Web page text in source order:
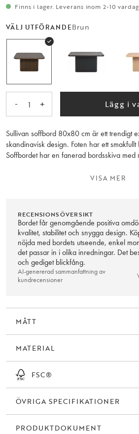
Finns i lager. Leverans inom 2-10
VÄLJ UTFÖRANDEBrun
- 1 + Lägg i
Sullivan soffbord 80x80 cm är ett trendigt
skandinavisk design. Foten har ett smakfullt
Soffbordet har en fanerad bordsskiva med
placera dem separat eller tillsammans som
VISA MER
RECENSIONSÖVERSIKT
Bordet får genomgående positiva
kvalitet, stabilitet och snygga design.
nöjda med bordets utseende, enkel
det passar in i olika inredningar. Det
och gediget blickfång.
AI-genererad sammanfattning av
kundrecensioner
MÅTT
MATERIAL
FSC®
ÖVRIGA SPECIFIKATIONER
PRODUKTDOKUMENT